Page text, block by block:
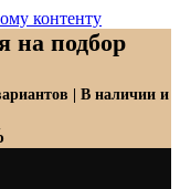
контенту
на подбор
| В наличии и